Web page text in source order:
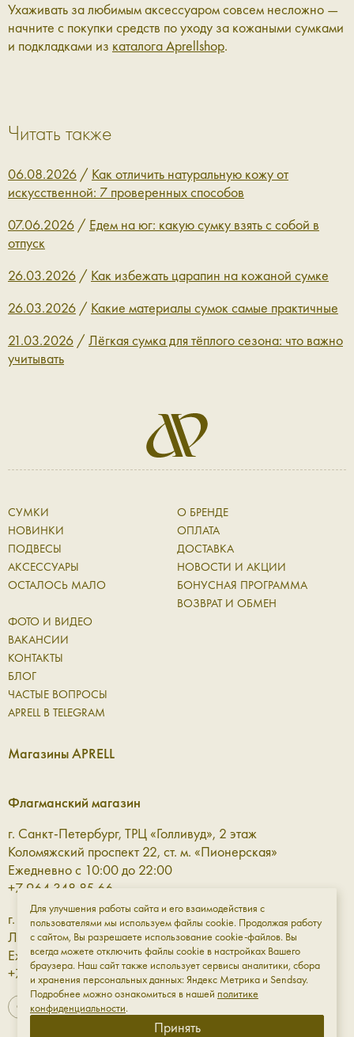
Ухаживать за любимым аксессуаром совсем несложно —
начните с покупки средств по уходу за кожаными сумками
и подкладками из каталога Aprellshop.
Читать также
06.08.2026 / Как отличить натуральную кожу от
искусственной: 7 проверенных способов
07.06.2026 / Едем на юг: какую сумку взять с собой в
отпуск
26.03.2026 / Как избежать царапин на кожаной сумке
26.03.2026 / Какие материалы сумок самые практичные
21.03.2026 / Лёгкая сумка для тёплого сезона: что важно
учитывать
СУМКИ
НОВИНКИ
ПОДВЕСЫ
АКСЕССУАРЫ
ОСТАЛОСЬ МАЛО
О БРЕНДЕ
ОПЛАТА
ДОСТАВКА
НОВОСТИ И АКЦИИ
БОНУСНАЯ ПРОГРАММА
ВОЗВРАТ И ОБМЕН
ФОТО И ВИДЕО
ВАКАНСИИ
КОНТАКТЫ
БЛОГ
ЧАСТЫЕ ВОПРОСЫ
APRELL В TELEGRAM
Магазины APRELL
Флагманский магазин
г. Санкт-Петербург, ТРЦ «Голливуд», 2 этаж
Коломяжский проспект 22, ст. м. «Пионерская»
Ежедневно с 10:00 до 22:00
+7 964 348 85 66
г. Санкт-Петербург, ТРЦ «Галерея» 3 этаж
Лиговский проспект, 30а, ст. м. «Площадь Восстания»
Ежедневно с 10:00 до 23:00
+7 961 811-18-98
Для улучшения работы сайта и его взаимодействия с
пользователями мы используем файлы cookie. Продолжая работу
с сайтом, Вы разрешаете использование cookie-файлов. Вы
всегда можете отключить файлы cookie в настройках Вашего
браузера. Наш сайт также использует сервисы аналитики, сбора
и хранения персональных данных: Яндекс Метрика и Sendsay.
Подробнее можно ознакомиться в нашей политике
конфиденциальности.
Принять